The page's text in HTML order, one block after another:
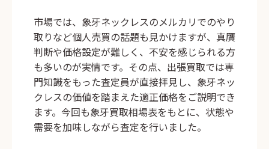
市場では、象牙ネックレスのメルカリでのやり
取りなど個人売買の話題も見かけますが、真贋
判断や価格設定が難しく、不安を感じられる方
も多いのが実情です。その点、出張買取では専
門知識をもった査定員が直接拝見し、象牙ネッ
クレスの価値を踏まえた適正価格をご説明でき
ます。今回も象牙買取相場表をもとに、状態や
需要を加味しながら査定を行いました。